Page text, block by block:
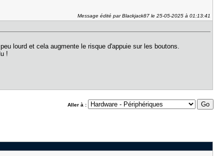
Message édité par Blackjack87 le 25-05-2025 à 01:13:41
lourd et cela augmente le risque d'appuie sur les boutons.
!
Aller à :